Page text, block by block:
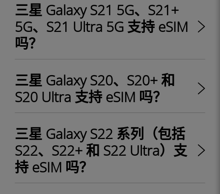
三星 Galaxy S21 5G、S21+
5G、S21 Ultra 5G 支持 eSIM
吗？
三星 Galaxy S20、S20+ 和
S20 Ultra 支持 eSIM 吗？
三星 Galaxy S22 系列（包括
S22、S22+ 和 S22 Ultra）支
持 eSIM 吗？